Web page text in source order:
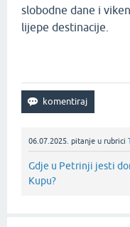
slobodne dane i
lijepe destinacije.
06.07.2025. pitanje u rubrici
Gdje u Petrinji jesti
Kupu?